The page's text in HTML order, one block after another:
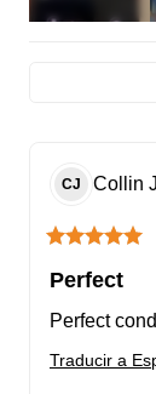
CJ Collin J
Perfect
Perfect
Traducir a